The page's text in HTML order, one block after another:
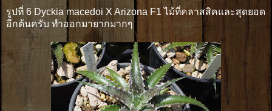
รูปที่ 6 Dyckia macedoi X Arizona F1 ไม้ที่คลาสสิคและสุดยอด
อีกต้นครับ ทำออกมายากมากๆ